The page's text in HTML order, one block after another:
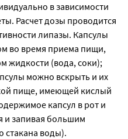
Если вы заметили
симптомов,
к врачу. Перед
поскольку препарат
лекарствами и
в зависимости
Расчет дозы проводится
липазы. Капсулы
во время приема пищи,
жидкости (вода, соки);
можно вскрыть и их
пище, имеющей кислый
капсул в рот и
и запивая большим
стакана воды).